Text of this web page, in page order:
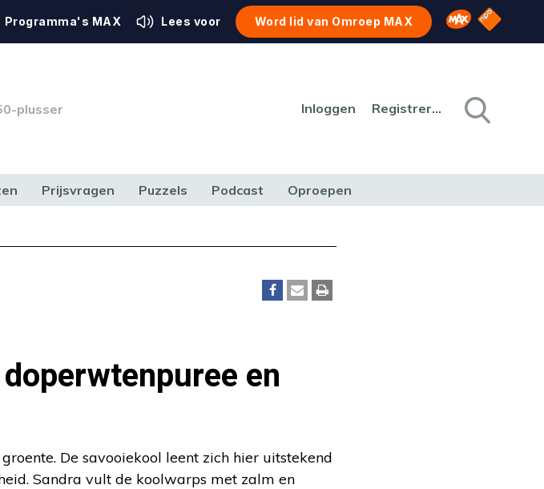
Programma's MAX Lees voor Word lid van Omroep MAX Omroep MAX
NPO
plusser Inloggen Registreren
Prijsvragen Puzzels Podcast Oproepen
en
De savooiekool leent zich hier uitstekend
Sandra vult de koolwarps met zalm en